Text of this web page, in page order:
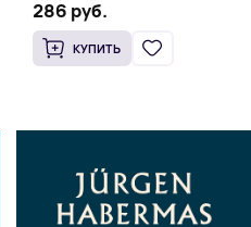
Discourse on Faith and
Knowledge (Твердый
переплет)
286 руб.
КУПИТЬ